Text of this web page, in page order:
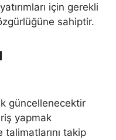
için gerekli
sahiptir.
güncellenecektir
yapmak
takip